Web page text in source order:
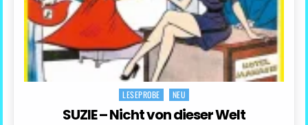
Posted
in
LESEPROBE NEU
SUZIE – Nicht von dieser Welt